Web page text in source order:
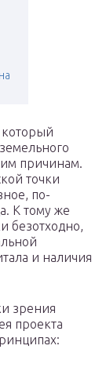
который
причинам.
точки
по-
К тому же
безотходно,
и наличия
зрения
проекта